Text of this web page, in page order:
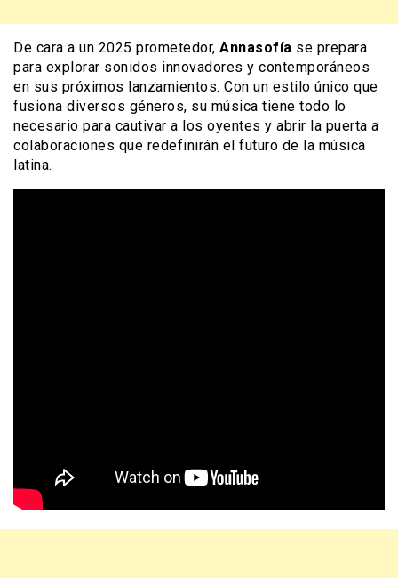
De cara a un 2025 prometedor, Annasofía se prepara
para explorar sonidos innovadores y contemporáneos
en sus próximos lanzamientos. Con un estilo único que
fusiona diversos géneros, su música tiene todo lo
necesario para cautivar a los oyentes y abrir la puerta a
colaboraciones que redefinirán el futuro de la música
latina.